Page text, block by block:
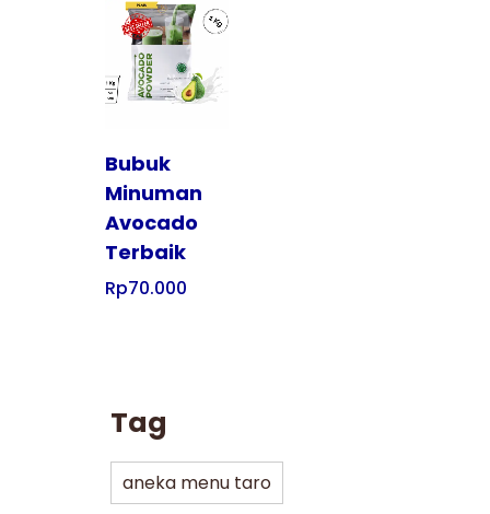
Tampilkan
Bubuk
Minuman
Avocado
Terbaik
Rp70.000
Tag
aneka menu taro